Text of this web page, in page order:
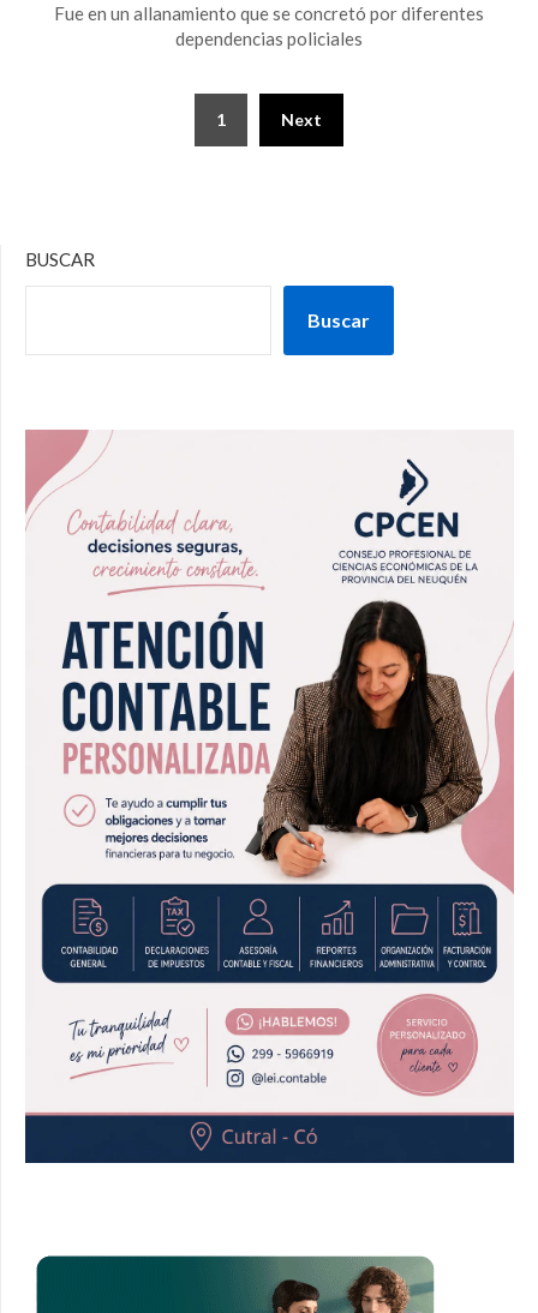
Fue en un allanamiento que se concretó por diferentes
dependencias policiales
1 Next
BUSCAR
Buscar